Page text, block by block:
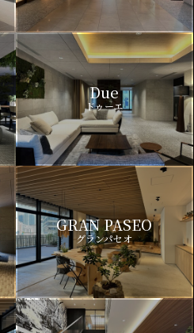
Due
ドゥーエ
GRAN PASEO
グランパセオ